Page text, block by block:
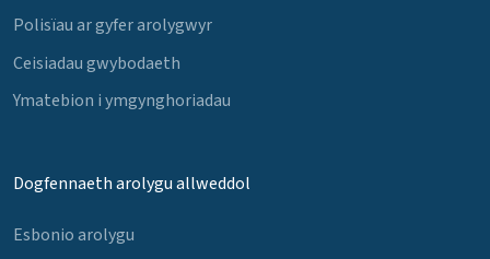
Polisïau ar gyfer arolygwyr
Ceisiadau gwybodaeth
Ymatebion i ymgynghoriadau
Dogfennaeth arolygu allweddol
Esbonio arolygu